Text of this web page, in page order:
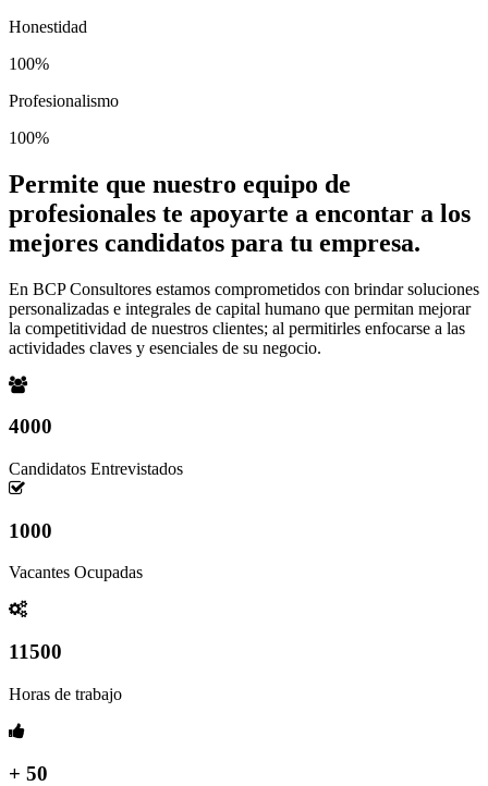
Honestidad
100%
Profesionalismo
100%
Permite que nuestro equipo de
profesionales te apoyarte a encontar a los
mejores candidatos para tu empresa.
En BCP Consultores estamos comprometidos con brindar soluciones
personalizadas e integrales de capital humano que permitan mejorar
la competitividad de nuestros clientes; al permitirles enfocarse a las
actividades claves y esenciales de su negocio.
4000
Candidatos Entrevistados
1000
Vacantes Ocupadas
11500
Horas de trabajo
+ 50